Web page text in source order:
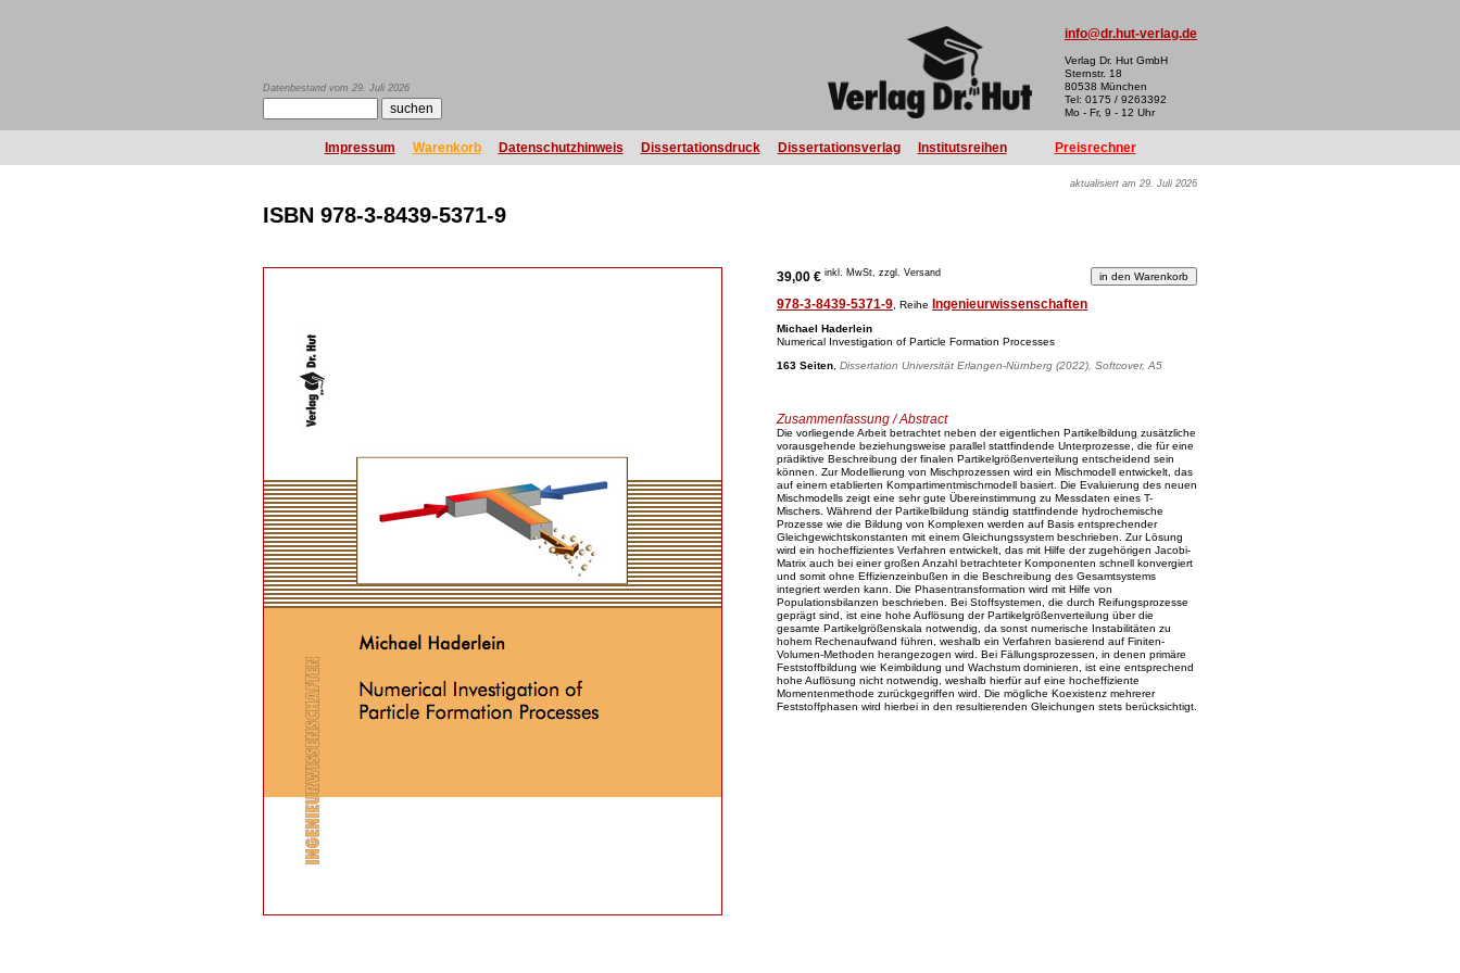
Datenbestand vom 29. Juli 2026
info@dr.hut-verlag.de
Verlag Dr. Hut GmbH
Sternstr. 18
80538 München
Tel: 0175 / 9263392
Mo - Fr, 9 - 12 Uhr
Impressum Warenkorb Datenschutzhinweis Dissertationsdruck Dissertationsverlag Institutsreihen Preisrechner
aktualisiert am 29. Juli 2026
ISBN 978-3-8439-5371-9
39,00 € inkl. MwSt, zzgl. Versand
978-3-8439-5371-9 , Reihe Ingenieurwissenschaften
Michael Haderlein
Numerical Investigation of Particle Formation Processes
163 Seiten Dissertation Universität Erlangen-Nürnberg (2022), Softcover, A5
Zusammenfassung / Abstract
Die vorliegende Arbeit betrachtet neben der eigentlichen Partikelbildung zusätzliche
vorausgehende beziehungsweise parallel stattfindende Unterprozesse, die für eine
prädiktive Beschreibung der finalen Partikelgrößenverteilung entscheidend sein
können. Zur Modellierung von Mischprozessen wird ein Mischmodell entwickelt, das
auf einem etablierten Kompartimentmischmodell basiert. Die Evaluierung des neuen
Mischmodells zeigt eine sehr gute Übereinstimmung zu Messdaten eines T-
Mischers. Während der Partikelbildung ständig stattfindende hydrochemische
Prozesse wie die Bildung von Komplexen werden auf Basis entsprechender
Gleichgewichtskonstanten mit einem Gleichungssystem beschrieben. Zur Lösung
wird ein hocheffizientes Verfahren entwickelt, das mit Hilfe der zugehörigen Jacobi-
Matrix auch bei einer großen Anzahl betrachteter Komponenten schnell konvergiert
und somit ohne Effizienzeinbußen in die Beschreibung des Gesamtsystems
integriert werden kann. Die Phasentransformation wird mit Hilfe von
Populationsbilanzen beschrieben. Bei Stoffsystemen, die durch Reifungsprozesse
geprägt sind, ist eine hohe Auflösung der Partikelgrößenverteilung über die
gesamte Partikelgrößenskala notwendig, da sonst numerische Instabilitäten zu
hohem Rechenaufwand führen, weshalb ein Verfahren basierend auf Finiten-
Volumen-Methoden herangezogen wird. Bei Fällungsprozessen, in denen primäre
Feststoffbildung wie Keimbildung und Wachstum dominieren, ist eine entsprechend
hohe Auflösung nicht notwendig, weshalb hierfür auf eine hocheffiziente
Momentenmethode zurückgegriffen wird. Die mögliche Koexistenz mehrerer
Feststoffphasen wird hierbei in den resultierenden Gleichungen stets berücksichtigt.